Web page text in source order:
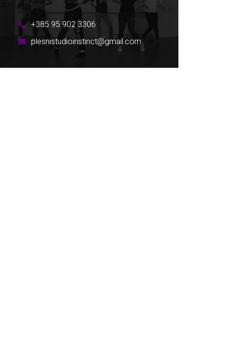
+385 95 902 3306
plesnistudioinstinct@gmail.com